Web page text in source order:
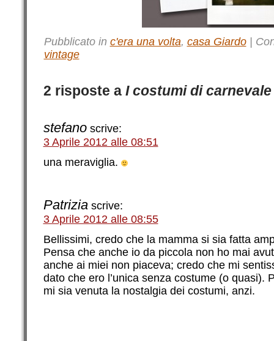
Pubblicato in c'era una volta, casa Giardo|
vintage
2 risposte a I costumi di
stefano scrive:
3 Aprile 2012 alle 08:51
una meraviglia.
Patrizia scrive:
3 Aprile 2012 alle 08:55
Bellissimi, credo che la mamma si sia fatta
Pensa che anche io da piccola non ho mai
anche ai miei non piaceva; credo che mi
dato che ero l’unica senza costume (o quasi).
mi sia venuta la nostalgia dei costumi, anzi.